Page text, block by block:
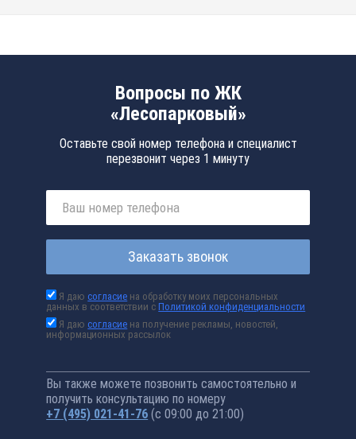
Вопросы по ЖК
«Лесопарковый»
Оставьте свой номер телефона и специалист
перезвонит через 1 минуту
Заказать звонок
Я даюсогласие на обработку моих персональных
данных в соответствии сПолитикой конфиденциальности
Я даюсогласие на получение рекламы, новостей,
информационных рассылок
Вы также можете позвонить самостоятельно и
получить консультацию по номеру
+7 (495) 021-41-76 (с 09:00 до 21:00)